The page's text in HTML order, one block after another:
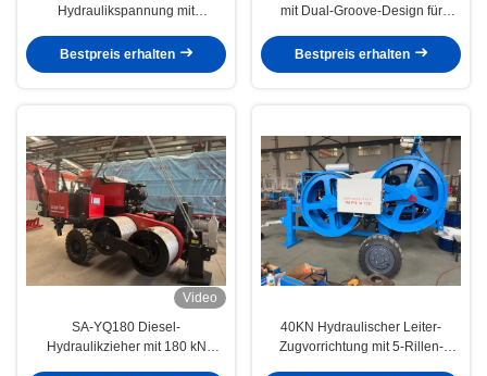
Hydraulikspannung mit
Steuerung für Kabelsträngung
Bestpreis erhalten
mit Dual-Groove-Design für
Bestpreis erhalten
Video
SA-YQ180 Diesel-
Hydraulikzieher mit 180 kN
40KN Hydraulischer Leiter-
Zugvorrichtung mit 5-Rillen-